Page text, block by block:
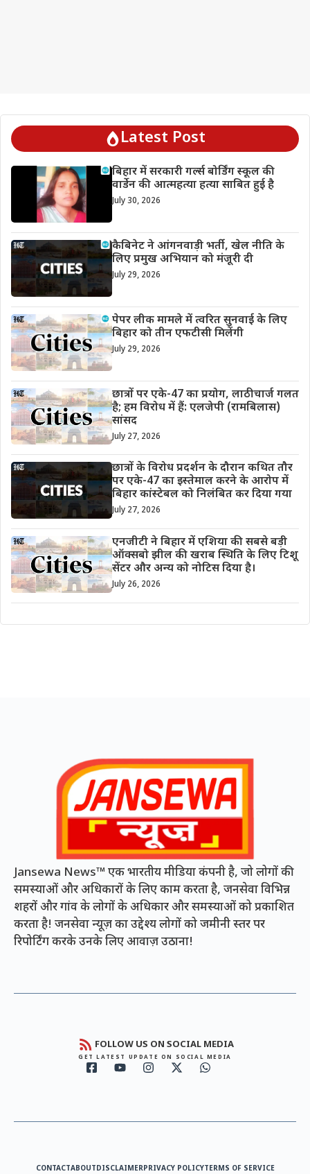
Latest Post
बिहार में सरकारी गर्ल्स बोर्डिंग स्कूल की
वार्डेन की आत्महत्या हत्या साबित हुई है
July 30, 2026
कैबिनेट ने आंगनवाड़ी भर्ती, खेल नीति के
लिए प्रमुख अभियान को मंजूरी दी
July 29, 2026
पेपर लीक मामले में त्वरित सुनवाई के लिए
बिहार को तीन एफटीसी मिलेंगी
July 29, 2026
छात्रों पर एके-47 का प्रयोग, लाठीचार्ज गलत
है; हम विरोध में हैं: एलजेपी (रामबिलास)
सांसद
July 27, 2026
छात्रों के विरोध प्रदर्शन के दौरान कथित तौर
पर एके-47 का इस्तेमाल करने के आरोप में
बिहार कांस्टेबल को निलंबित कर दिया गया
July 27, 2026
एनजीटी ने बिहार में एशिया की सबसे बड़ी
ऑक्सबो झील की खराब स्थिति के लिए टिशू
सेंटर और अन्य को नोटिस दिया है।
July 26, 2026
Jansewa News™ एक भारतीय मीडिया कंपनी है, जो लोगों की
समस्याओं और अधिकारों के लिए काम करता है, जनसेवा विभिन्न
शहरों और गांव के लोगों के अधिकार और समस्याओं को प्रकाशित
करता है! जनसेवा न्यूज़ का उद्देश्य लोगों को जमीनी स्तर पर
रिपोर्टिंग करके उनके लिए आवाज़ उठाना!
FOLLOW US ON SOCIAL MEDIA
GET LATEST UPDATE ON SOCIAL MEDIA
CONTACTABOUTDISCLAIMERPRIVACY POLICYTERMS OF SERVICE